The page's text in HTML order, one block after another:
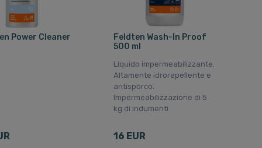
Power Cleaner
Feldten Wash-In Proof
500 ml
Liquido impermeabilizzante.
Altamente idrorepellente e
antisporco.
Impermeabilizzazione di 5
kg di indumenti
16 EUR